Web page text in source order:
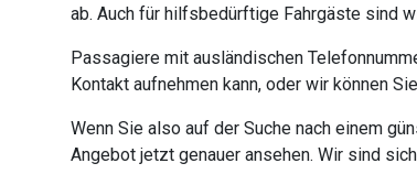
ab. Auch für hilfsbedürftige Fahrgäste sind
Passagiere mit ausländischen
Kontakt aufnehmen kann, oder wir können
Wenn Sie also auf der Suche nach einem
Angebot jetzt genauer ansehen. Wir sind